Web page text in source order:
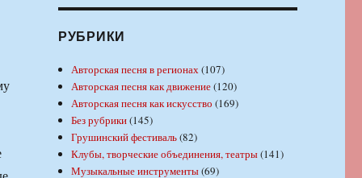
РУБРИКИ
Авторская песня в регионах(107)
Авторская песня как движение(120)
Авторская песня как искусство (169)
Без рубрики(145)
Грушинский фестиваль(82)
Клубы, творческие объединения, театры(141)
Музыкальные инструменты(69)